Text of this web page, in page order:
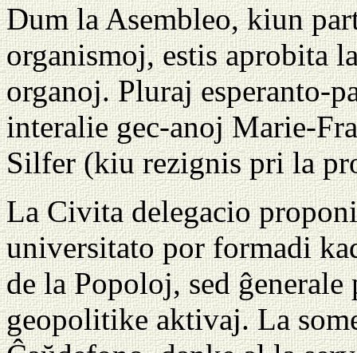
Dum la Asembleo, kiun
organismoj, estis aprobita
organoj. Pluraj esperanto-
interalie gec-anoj Marie-
Silfer (kiu rezignis pri la
La Civita delegacio
universitato por formadi
de la Popoloj, sed
geopolitike aktivaj. La